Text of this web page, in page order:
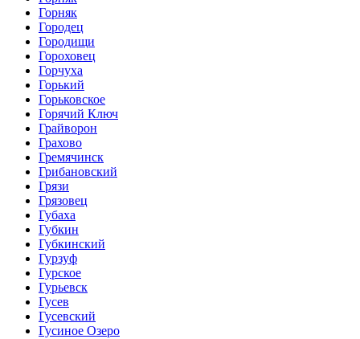
Горняк
Городец
Городищи
Гороховец
Горчуха
Горький
Горьковское
Горячий Ключ
Грайворон
Грахово
Гремячинск
Грибановский
Грязи
Грязовец
Губаха
Губкин
Губкинский
Гурзуф
Гурское
Гурьевск
Гусев
Гусевский
Гусиное Озеро